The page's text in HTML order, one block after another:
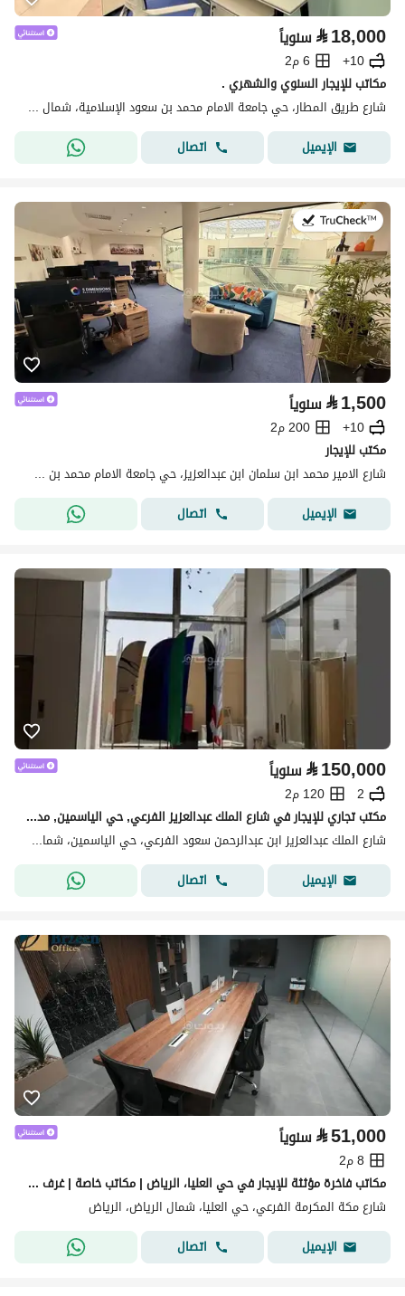
⃁18,000 سنوياً
10+
6 م2
مكاتب للإيجار السنوي والشهري .
شارع طريق المطار، حي جامعة الامام محمد بن سعود الإسلامية، شمال الرياض، الرياض
الإيميل
اتصال
في:27 يوليو 2026
⃁1,500 سنوياً
10+
200 م2
مكتب للإيجار
شارع الامير محمد ابن سلمان ابن عبدالعزيز، حي جامعة الامام محمد بن سعود الإسلامية، شمال الرياض، الرياض
الإيميل
اتصال
⃁150,000 سنوياً
2
120 م2
مكتب تجاري للإيجار في شارع الملك عبدالعزيز الفرعي, حي الياسمين, مدينة الرياض
شارع الملك عبدالعزيز ابن عبدالرحمن سعود الفرعي، حي الياسمين، شمال الرياض، الرياض
الإيميل
اتصال
⃁51,000 سنوياً
8 م2
مكاتب فاخرة مؤثثة للإيجار في حي العليا، الرياض | مكاتب خاصة | غرف اجتماعات | موقع أعمال استراتيجي A14
شارع مكة المكرمة الفرعي، حي العليا، شمال الرياض، الرياض
الإيميل
اتصال